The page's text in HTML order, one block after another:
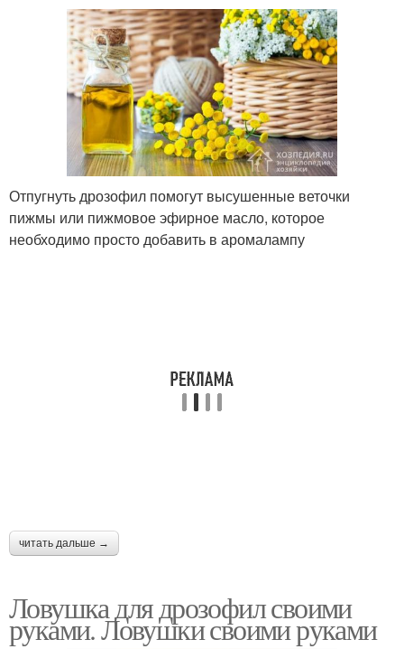
Отпугнуть дрозофил помогут высушенные веточки
пижмы или пижмовое эфирное масло, которое
необходимо просто добавить в аромалампу
читать дальше →
Ловушка для дрозофил своими
руками. Ловушки своими руками